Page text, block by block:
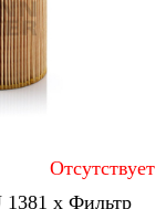
Отсутствует
x Фильтр